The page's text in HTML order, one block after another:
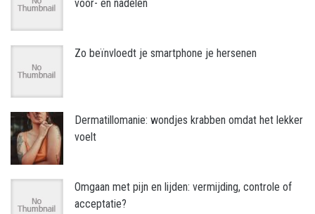
voor- en nadelen
Zo beïnvloedt je smartphone je hersenen
Dermatillomanie: wondjes krabben omdat het lekker
voelt
Omgaan met pijn en lijden: vermijding, controle of
acceptatie?